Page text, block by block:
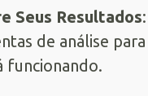
Seus Resultados
de análise
funcionando.